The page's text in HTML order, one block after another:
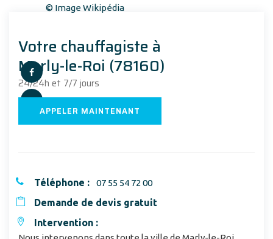
© Image Wikipédia
Votre chauffagiste à
Marly-le-Roi (78160)
24/24h et 7/7 jours
APPELER MAINTENANT
Téléphone : 07 55 54 72 00
Demande de devis gratuit
Intervention :